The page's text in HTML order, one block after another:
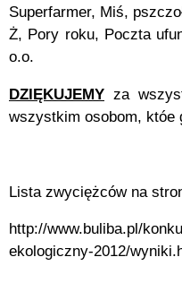
Superfarmer, Miś,
Ż, Pory roku, Poczta
o.o.
DZIĘKUJEMY za
wszystkim osobom, któe
Lista zwyciężców na
http://www.buliba.pl/
ekologiczny-2012/